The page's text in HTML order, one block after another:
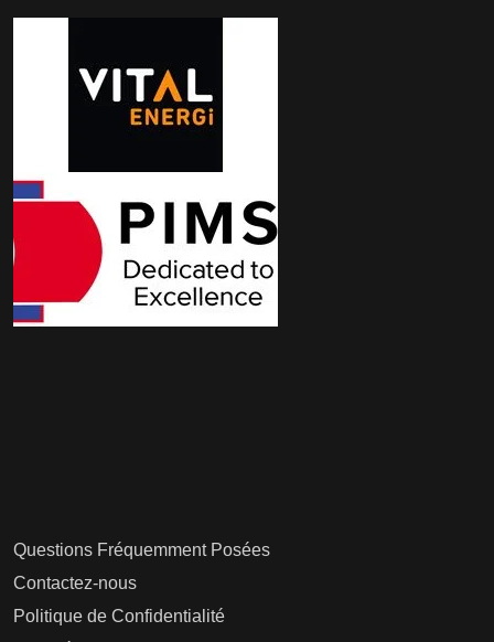
Questions Fréquemment Posées
Contactez-nous
Politique de Confidentialité